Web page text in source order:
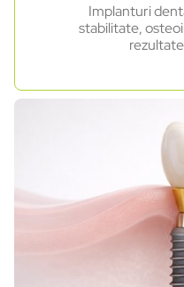
Implanturi
stabilitate,